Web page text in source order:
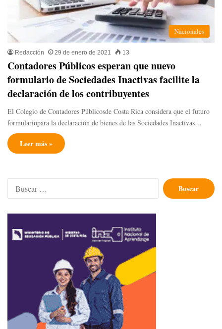
Nacionales
Redacción 29 de enero de 2021 13
Contadores Públicos esperan que nuevo
formulario de Sociedades Inactivas facilite la
declaración de los contribuyentes
El Colegio de Contadores Públicosde Costa Rica considera que el futuro
formulariopara la declaración de bienes de las Sociedades Inactivas…
Leer más »
Buscar: